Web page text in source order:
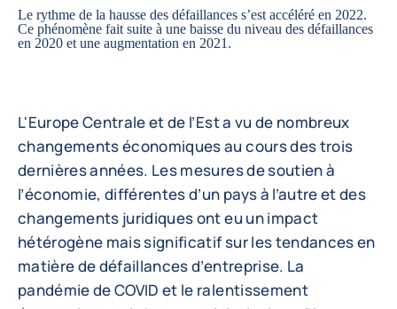
Le rythme de la hausse des défaillances s’est accéléré en 2022.
Ce phénomène fait suite à une baisse du niveau des défaillances
en 2020 et une augmentation en 2021.
L'Europe Centrale et de l’Est a vu de nombreux
changements économiques au cours des trois
dernières années. Les mesures de soutien à
l’économie, différentes d’un pays à l’autre et des
changements juridiques ont eu un impact
hétérogène mais significatif sur les tendances en
matière de défaillances d’entreprise. La
pandémie de COVID et le ralentissement